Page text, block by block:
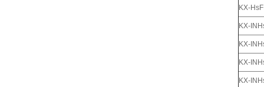
KX-
KX-
KX-
KX-
KX-